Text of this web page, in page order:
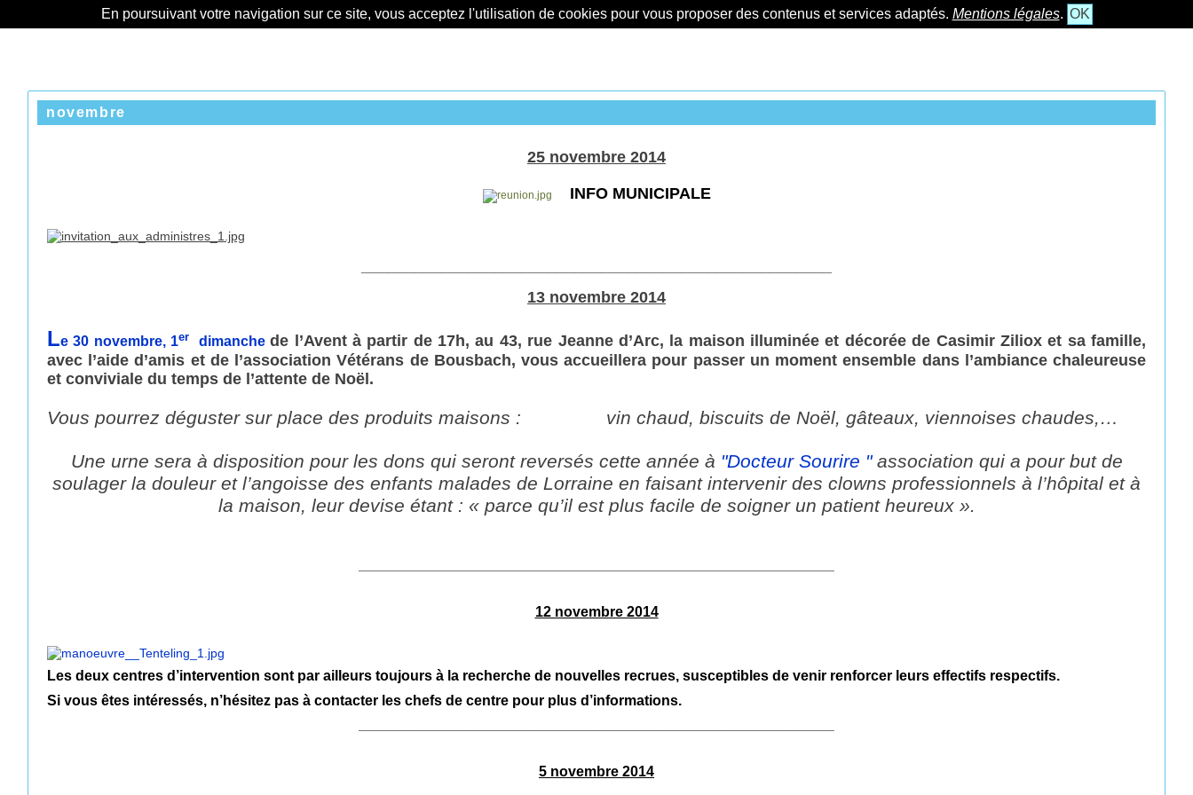
En poursuivant votre navigation sur ce site, vous acceptez l'utilisation de cookies pour vous proposer des contenus et services adaptés. Mentions légales. OK
novembre
25 novembre 2014
INFO MUNICIPALE
13 novembre 2014
Le 30 novembre, 1er dimanche de l’Avent à partir de 17h,au 43, rue Jeanne d’Arc, la maison illuminée et décorée de Casimir Ziliox et sa famille,
avec l’aided’amis et de l’association Vétérans de Bousbach,vous accueillera pour passer un moment ensemble dans l’ambiance chaleureuse
et conviviale du temps de l’attente de Noël.
Vous pourrez déguster sur place des produits maisons : vin chaud, biscuits de Noël, gâteaux, viennoises chaudes,…
Une urne sera à disposition pour les dons qui seront reversés cette année à "Docteur Sourire "association qui a pour but de
soulager la douleur et l’angoisse des enfants malades de Lorraine en faisant intervenir des clowns professionnels à l’hôpital et à
la maison, leur devise étant : « parce qu’il est plus facile de soigner un patient heureux ».
12 novembre 2014
Les deux centres d’intervention sont par ailleurs toujours à la recherche de nouvelles recrues, susceptibles de venir renforcer leurs effectifs respectifs.
Si vous êtes intéressés, n’hésitez pas à contacter les chefs de centre pour plus d’informations.
5 novembre 2014